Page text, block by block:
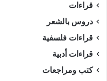
قراءات
دروس بالشعر
قراءات فلسفية
قراءات أدبية
كتب ومراجعات